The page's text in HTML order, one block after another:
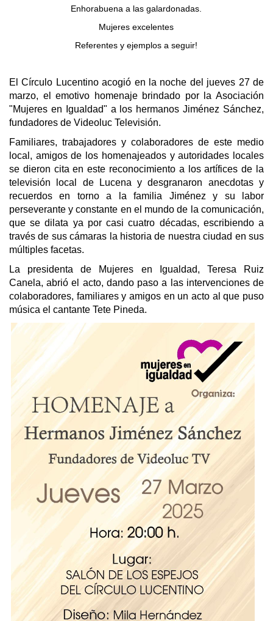
Enhorabuena a las galardonadas.
Mujeres excelentes
Referentes y ejemplos a seguir!
El Círculo Lucentino acogió en la noche del jueves 27 de
marzo, el emotivo homenaje brindado por la Asociación
"Mujeres en Igualdad" a los hermanos Jiménez Sánchez,
fundadores de Videoluc Televisión.
Familiares, trabajadores y colaboradores de este medio
local, amigos de los homenajeados y autoridades locales
se dieron cita en este reconocimiento a los artífices de la
televisión local de Lucena y desgranaron anecdotas y
recuerdos en torno a la familia Jiménez y su labor
perseverante y constante en el mundo de la comunicación,
que se dilata ya por casi cuatro décadas, escribiendo a
través de sus cámaras la historia de nuestra ciudad en sus
múltiples facetas.
La presidenta de Mujeres en Igualdad, Teresa Ruiz
Canela, abrió el acto, dando paso a las intervenciones de
colaboradores, familiares y amigos en un acto al que puso
música el cantante Tete Pineda.